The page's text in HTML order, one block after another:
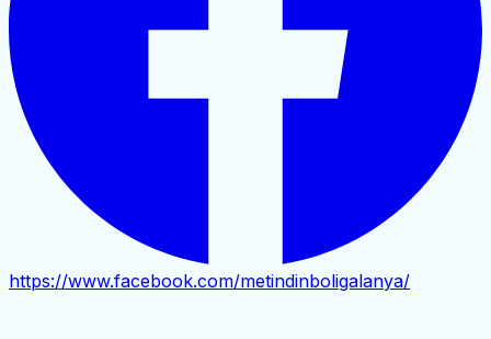
https://www.facebook.com/metindinboligalanya/